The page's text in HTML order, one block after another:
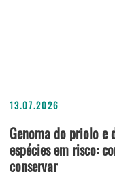
13.07.2026
Genoma do priolo e
espécies em risco:
conservar